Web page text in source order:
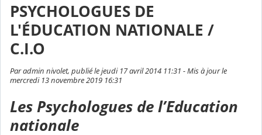
PSYCHOLOGUES DE
L'ÉDUCATION NATIONALE /
C.I.O
Par admin nivolet, publié le jeudi 17 avril 2014 11:31 - Mis à jour le
mercredi 13 novembre 2019 16:31
Les Psychologues de l’Education
nationale